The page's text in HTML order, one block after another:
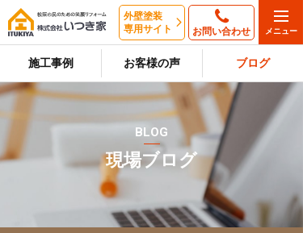
外壁塗装
専用サイト
お問い合わせ
施工事例 お客様の声 ブログ
BLOG
現場ブログ